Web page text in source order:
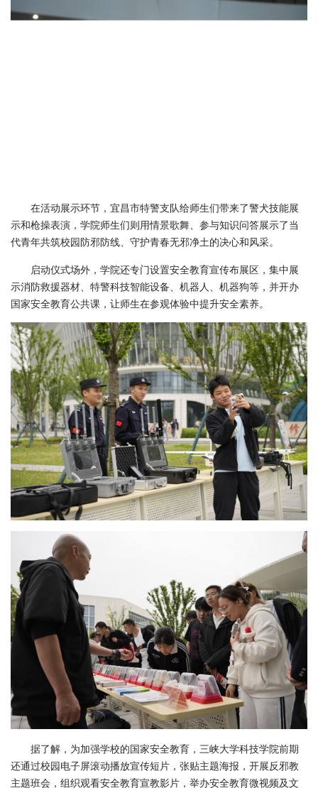
在活动展示环节，宜昌市特警支队给师生们带来了警犬技能展
示和枪操表演，学院师生们则用情景歌舞、参与知识问答展示了当
代青年共筑校园防邪防线、守护青春无邪净土的决心和风采。
启动仪式场外，学院还专门设置安全教育宣传布展区，集中展
示消防救援器材、特警科技智能设备、机器人、机器狗等，并开办
国家安全教育公共课，让师生在参观体验中提升安全素养。
据了解，为加强学校的国家安全教育，三峡大学科技学院前期
还通过校园电子屏滚动播放宣传短片，张贴主题海报，开展反邪教
主题班会，组织观看安全教育宣教影片，举办安全教育微视频及文